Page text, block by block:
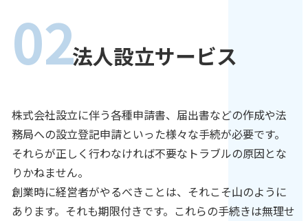
02法人設立サービス
株式会社設立に伴う各種申請書、届出書などの作成や法
務局への設立登記申請といった様々な手続が必要です。
それらが正しく行わなければ不要なトラブルの原因とな
りかねません。
創業時に経営者がやるべきことは、それこそ山のように
あります。それも期限付きです。これらの手続きは無理せ